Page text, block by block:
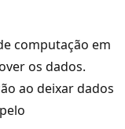
computação em
os dados.
ao deixar dados